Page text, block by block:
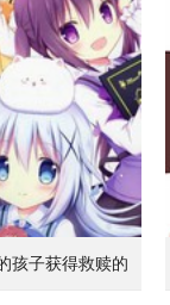
孩子获得救赎的